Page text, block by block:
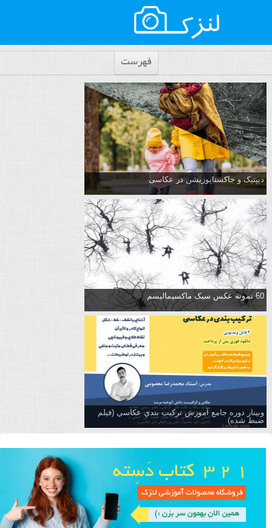
فهرست
دیپتیک و جاکستا‌پوزیشن در عکاسی
60 نمونه عکس سبک ماکسیمالیسم
وبینار دوره جامع آموزش تركيب بندي عكاسي (فیلم
ضبط شده)